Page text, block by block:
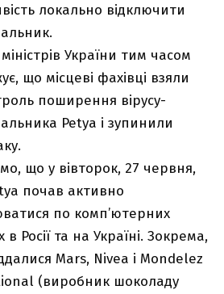
локально відключити
України тим часом
що місцеві фахівці взяли
поширення вірусу-
Petya і зупинили
що у вівторок, 27 червня,
почав активно
по комп’ютерних
Росії та на Україні. Зокрема,
Mars, Nivea і Mondelez
(виробник шоколаду